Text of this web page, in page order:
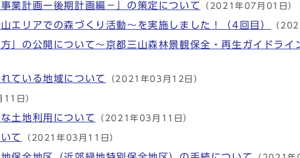
業計画ー後期計画編－」の策定について （2021年07月01日）
エリアでの森づくり活動～を実施しました！（4回目） （
」の公開について～京都三山森林景観保全・再生ガイドライ
ている地域について
（2021年03月12日）
日）
土地利用について （2021年03月11日）
て （2021年03月11日）